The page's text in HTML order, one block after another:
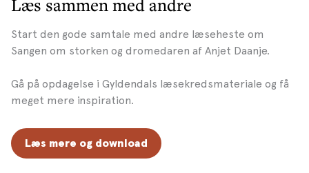
Start den gode samtale med andre læseheste om
Sangen om storken og dromedaren af Anjet Daanje.
Gå på opdagelse i Gyldendals læsekredsmateriale og få
meget mere inspiration.
Læs mere og download